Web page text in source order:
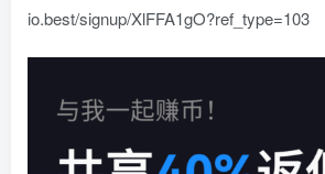
io.best/signup/XlFFA1gO?ref_type=103